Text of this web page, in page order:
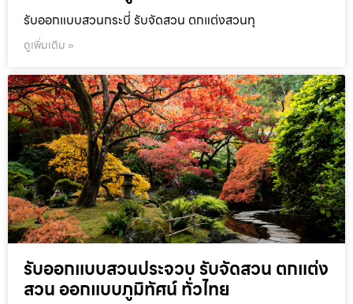
รับออกแบบสวนกระบี่ รับจัดสวน ตกแต่งสวนทุ
ดูเพิ่มเติม »
รับออกแบบสวนประจวบ รับจัดสวน ตกแต่ง
สวน ออกแบบภูมิทัศน์ ทั่วไทย